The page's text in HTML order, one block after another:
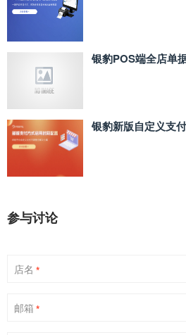
银豹POS端全店单
银豹新版自定义支
参与讨论
店名 *
邮箱 *